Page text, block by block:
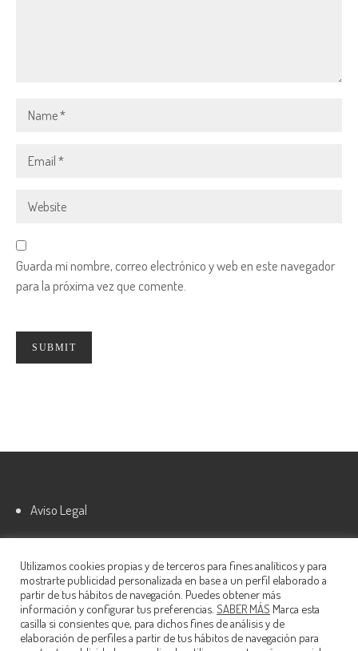
Guarda mi nombre, correo electrónico y web en este navegador
para la próxima vez que comente.
Aviso Legal
Utilizamos cookies propias y de terceros para fines analíticos y para
mostrarte publicidad personalizada en base a un perfil elaborado a
partir de tus hábitos de navegación. Puedes obtener más
información y configurar tus preferencias. SABER MÁS Marca esta
casilla si consientes que, para dichos fines de análisis y de
elaboración de perfiles a partir de tus hábitos de navegación para